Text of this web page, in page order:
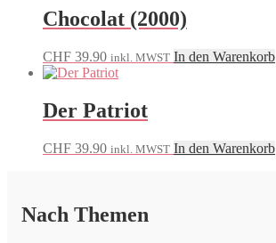
Chocolat (2000)
CHF 39.90 inkl. MWST In den Warenkorb
Der Patriot
CHF 39.90 inkl. MWST In den Warenkorb
Nach Themen